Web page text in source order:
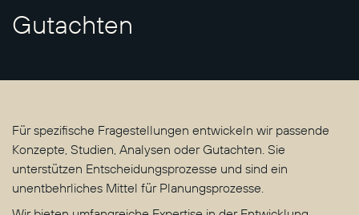
Gutachten
Für spezifische Fragestellungen entwickeln wir passende
Konzepte, Studien, Analysen oder Gutachten. Sie
unterstützen Entscheidungsprozesse und sind ein
unentbehrliches Mittel für Planungsprozesse.